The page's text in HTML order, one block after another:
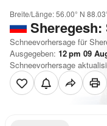
Breite/Länge:56.00° N
Schneevorhersage für
Ausgegeben: 12 pm 09
Schneevorhersage